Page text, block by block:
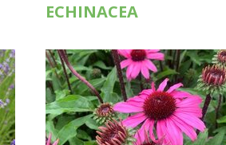
ECHINACEA